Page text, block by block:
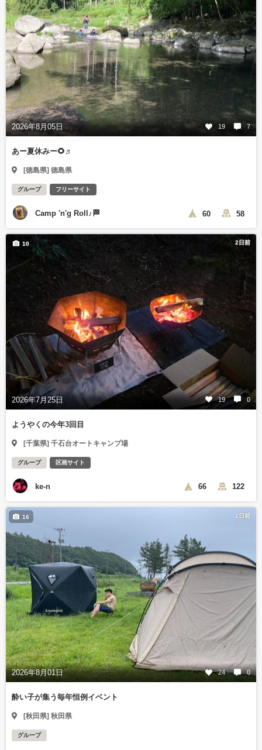
2026年8月05日 19 7
あー夏休みー🌻♬
[徳島県] 徳島県
グループ フリーサイト
Camp 'n'g Roll♪🏁 60 58
2日前
2026年7月25日 19 0
10
ようやくの今年3回目
[千葉県] 千石台オートキャンプ場
グループ 区画サイト
ke-n 66 122
2日前
2026年8月01日 24 0
16
酔い子が集う毎年恒例イベント
[秋田県] 秋田県
グループ